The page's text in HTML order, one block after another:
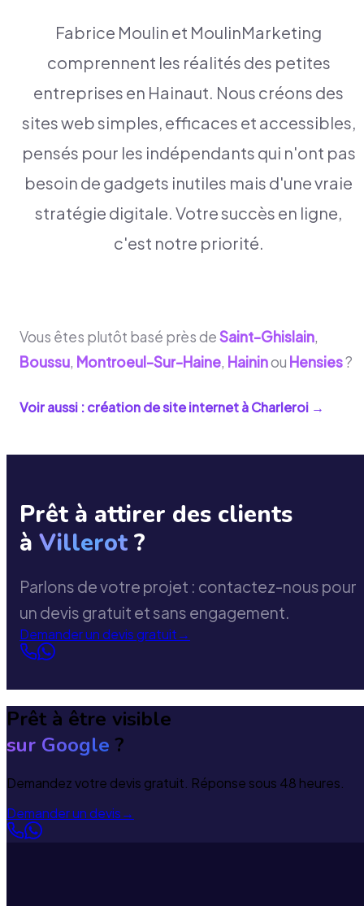
Fabrice Moulin et MoulinMarketing
comprennent les réalités des petites
entreprises en Hainaut. Nous créons des
sites web simples, efficaces et accessibles,
pensés pour les indépendants qui n'ont pas
besoin de gadgets inutiles mais d'une vraie
stratégie digitale. Votre succès en ligne,
c'est notre priorité.
Vous êtes plutôt basé près deSaint-Ghislain,
Boussu, Montroeul-Sur-Haine, Haininou Hensies?
Voir aussi : création de site internet àCharleroi →
Prêt à attirer des clients
à Villerot ?
Parlons de votre projet : contactez-nous pour
un devis gratuit et sans engagement.
Demander un devis gratuit→
Prêt à être visible
sur Google ?
Demandez votre devis gratuit. Réponse sous 48 heures.
Demander un devis→